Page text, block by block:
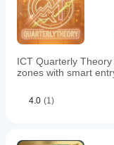
ICT Quarterly Theory
zones with smart
4.0 (1)